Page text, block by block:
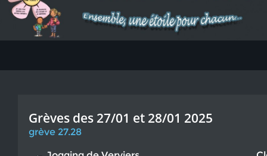
Grèves des 27/01 et 28/01 2025
grève 27.28